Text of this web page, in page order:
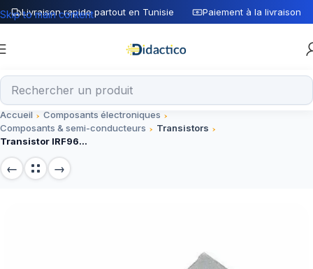
Livraison rapide partout en Tunisie Paiement à la livraison
Skip to main content
Accueil
Composants électroniques
Composants & semi-conducteurs
Transistors
Transistor IRF9640 TO-220